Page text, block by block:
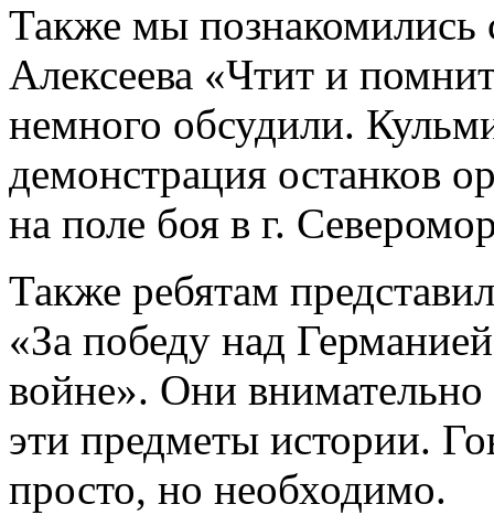
Также мы познакомились
Алексеева «Чтит и
немного обсудили.
демонстрация останков
на поле боя в г.
Также ребятам
«За победу над
войне». Они внимательно
эти предметы истории.
просто, но необходимо.